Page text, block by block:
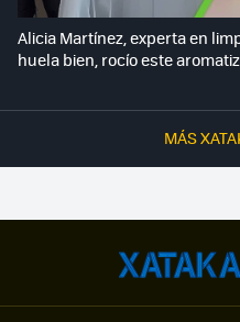
MÁS
Alicia Martínez, experta en
huela bien, rocío este